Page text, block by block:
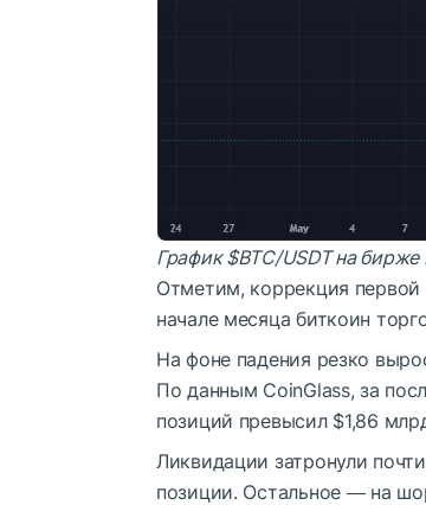
График$BTC/USDT на бирже
Отметим, коррекция
начале месяца биткоин
На фоне падения резко
По данным CoinGlass, за
позиций превысил $1,86
Ликвидации затронули
позиции. Остальное ― на